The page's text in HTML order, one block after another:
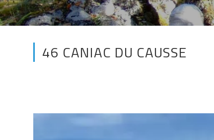
46 CANIAC DU CAUSSE